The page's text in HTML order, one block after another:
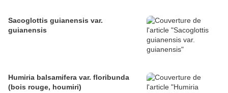
Sacoglottis guianensis var.
guianensis
Humiria balsamifera var. floribunda
(bois rouge, houmiri)